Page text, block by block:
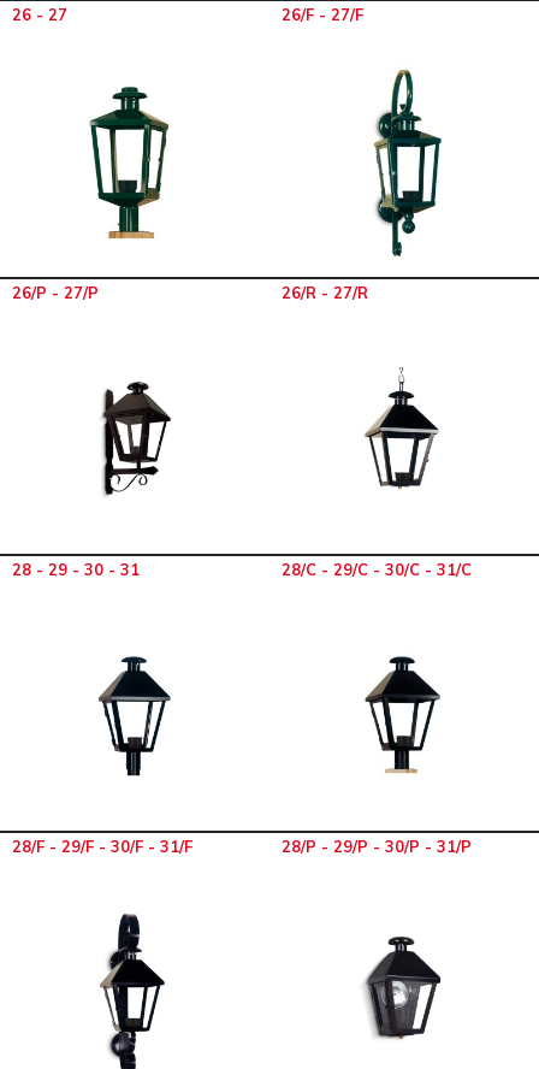
26 - 27 26/F - 27/F
26/P - 27/P 26/R - 27/R
28 - 29 - 30 - 31 28/C - 29/C - 30/C - 31/C
28/F - 29/F - 30/F - 31/F 28/P - 29/P - 30/P - 31/P